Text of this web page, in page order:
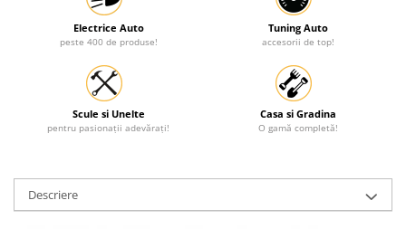
Electrice Auto
peste 400 de produse!
Tuning Auto
accesorii de top!
Scule si Unelte
pentru pasionații adevărați!
Casa si Gradina
O gamă completă!
Descriere